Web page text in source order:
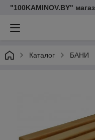
"100KAMINOV.BY"
Каталог БАНИ